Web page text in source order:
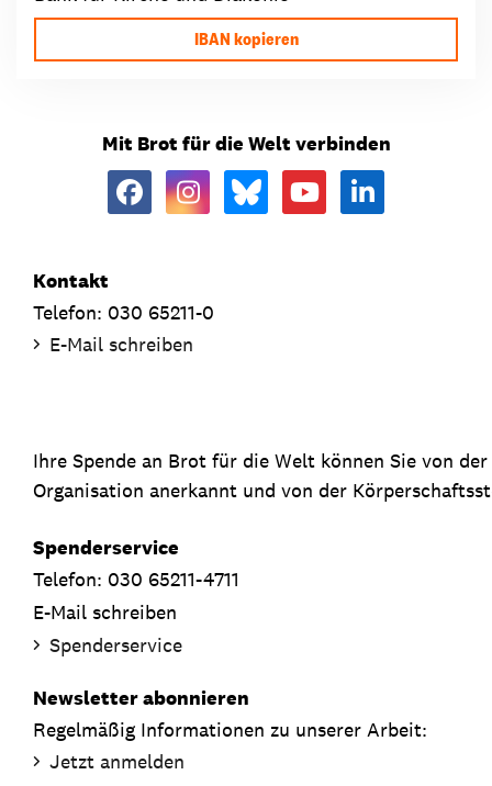
IBAN kopieren
Mit Brot für die Welt verbinden
Kontakt
Telefon: 030 65211-0
E-Mail schreiben
Ihre Spende an Brot für die Welt können Sie von
Organisation anerkannt und von der
Spenderservice
Telefon: 030 65211-4711
E-Mail schreiben
Spenderservice
Newsletter abonnieren
Regelmäßig Informationen zu unserer Arbeit:
Jetzt anmelden